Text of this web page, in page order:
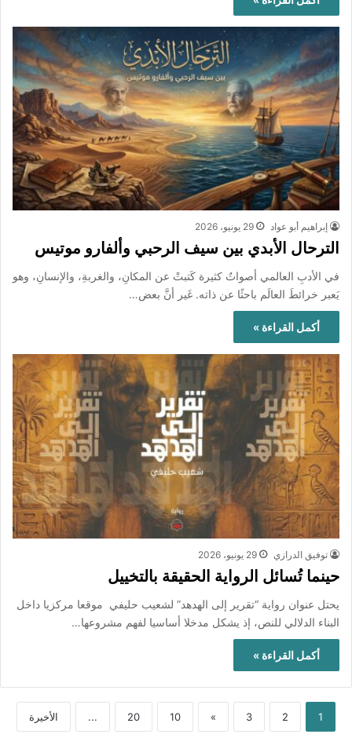
إبراهيم أبو عواد 29 يونيو، 2026
الترحال الأبدي بين سيف الرحبي وألفارو موتيس
في الأدبِ العالمي أصواتٌ كثيرة كَتبتْ عن المكانِ، والغربةِ، والإنسانِ، وهو
يَعبر خرائطَ العالَم باحثًا عن ذاته. غَير أنَّ بعض…
أكمل القراءة »
توفيق الدرازي 29 يونيو، 2026
حينما تُسائل الرواية الحقيقة بالتخييل
يحتل عنوان رواية “تقرير إلى الهدهد” لشعيب حليفي موقعا مركزيا داخل
البناء الدلالي للنص، إذ يشكل مدخلا أساسيا لفهم مشروعها…
أكمل القراءة »
1
2
3
»
10
20
... الأخيرة